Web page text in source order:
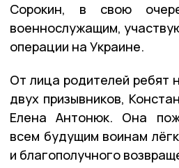
Сорокин, в свою
военнослужащим,
операции на Украине.
От лица родителей ребят
двух призывников,
Елена Антонюк. Она
всем будущим воинам
и благополучного